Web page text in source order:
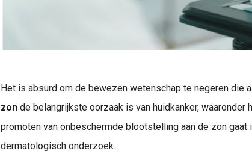
Het is absurd om de bewezen wetenschap te negeren die
zon de belangrijkste oorzaak is van huidkanker, waaronder
promoten van onbeschermde blootstelling aan de zon gaat
dermatologisch onderzoek.